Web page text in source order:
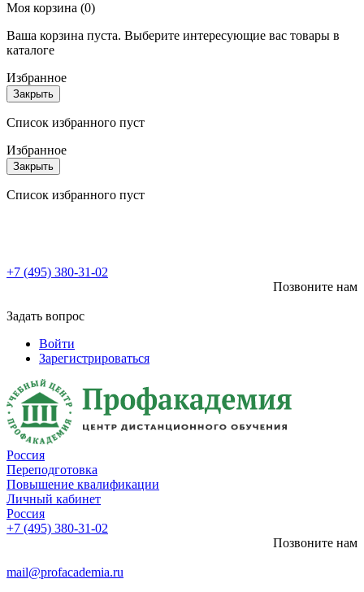
Моя корзина (0)
Ваша корзина пуста. Выберите интересующие вас товары в
каталоге
Избранное
Закрыть
Список избранного пуст
Избранное
Закрыть
Список избранного пуст
+7 (495) 380-31-02
Позвоните нам
Задать вопрос
Войти
Зарегистрироваться
Россия
Переподготовка
Повышение квалификации
Личный кабинет
Россия
+7 (495) 380-31-02
Позвоните нам
mail@profacademia.ru